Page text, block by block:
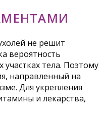
не решит
вероятность
участках тела. Поэтому
направленный на
Для укрепления
и лекарства,